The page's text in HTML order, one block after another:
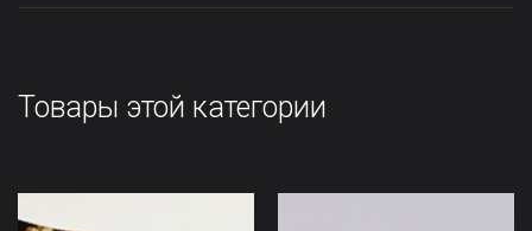
Товары этой категории